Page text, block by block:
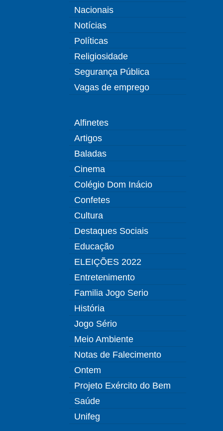
Nacionais
Notícias
Políticas
Religiosidade
Segurança Pública
Vagas de emprego
Alfinetes
Artigos
Baladas
Cinema
Colégio Dom Inácio
Confetes
Cultura
Destaques Sociais
Educação
ELEIÇÕES 2022
Entretenimento
Familia Jogo Serio
História
Jogo Sério
Meio Ambiente
Notas de Falecimento
Ontem
Projeto Exército do Bem
Saúde
Unifeg